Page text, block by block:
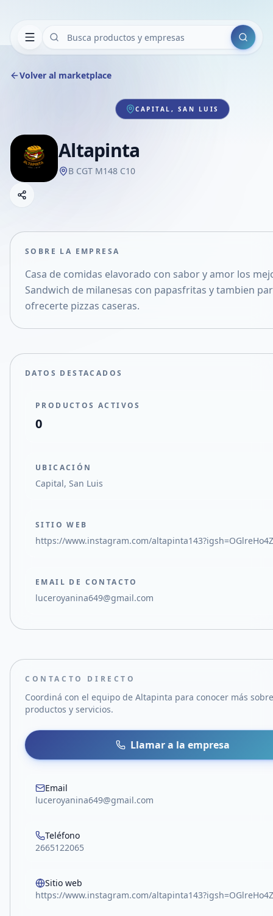
Buscar
Volver al marketplace
CAPITAL, SAN LUIS
Altapinta
B CGT M148 C10
Compartir empresa
Compartir en X
SOBRE LA EMPRESA
Casa de comidas elavorado con sabor y amor los
Sandwich de milanesas con papasfritas y tambien
ofrecerte pizzas caseras.
DATOS DESTACADOS
PRODUCTOS ACTIVOS
0
UBICACIÓN
Capital, San Luis
SITIO WEB
https://www.instagram.com/
EMAIL DE CONTACTO
luceroyanina649@gmail.com
CONTACTO DIRECTO
Coordiná con el equipo de Altapinta para conocer más
productos y servicios.
Llamar a la empresa
Email
luceroyanina649@gmail.com
Teléfono
2665122065
Sitio web
https://www.instagram.com/